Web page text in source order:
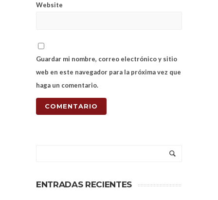
Website
Guardar mi nombre, correo electrónico y sitio
web en este navegador para la próxima vez que
haga un comentario.
ENTRADAS RECIENTES